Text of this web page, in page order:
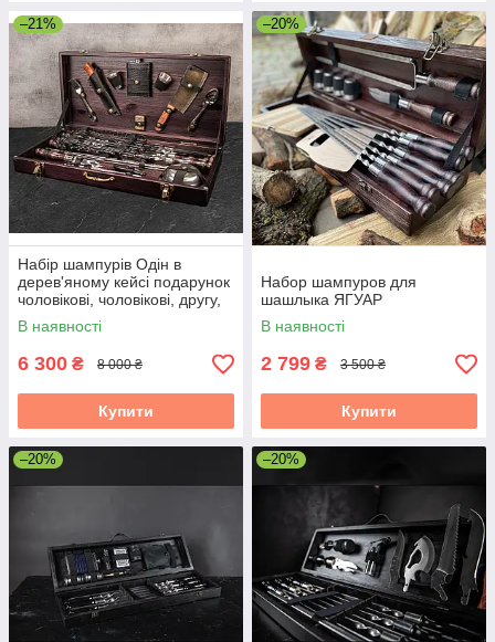
–21%
Набір шампурів Одін в
дерев'яному кейсі подарунок
чоловікові, чоловікові, другу,
шефу
В наявності
6 300 ₴ 8 000 ₴
Купити
–20%
Набор шампуров для
шашлыка ЯГУАР
В наявності
2 799 ₴ 3 500 ₴
Купити
–20% –20%